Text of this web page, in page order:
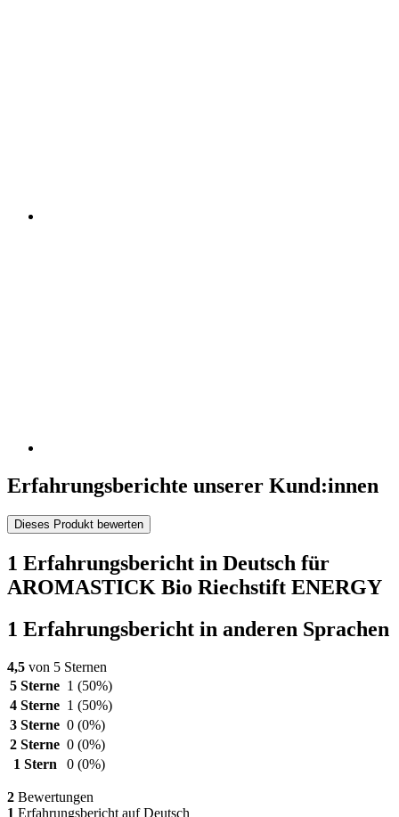
Erfahrungsberichte unserer Kund:innen
Dieses Produkt bewerten
1 Erfahrungsbericht in Deutsch für
AROMASTICK Bio Riechstift ENERGY
1 Erfahrungsbericht in anderen Sprachen
4,5 von 5 Sternen
5 Sterne 1 (50%)
4 Sterne 1 (50%)
3 Sterne 0 (0%)
2 Sterne 0 (0%)
1 Stern
0 (0%)
2 Bewertungen
1 Erfahrungsbericht auf Deutsch